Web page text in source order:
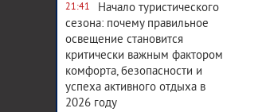
21:41
Начало туристического
сезона: почему правильное
освещение становится
критически важным фактором
комфорта, безопасности и
успеха активного отдыха в
2026 году